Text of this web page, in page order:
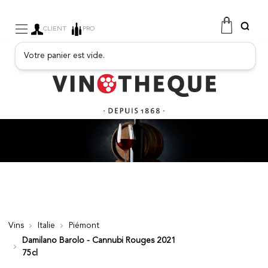
MOUSSEUX
BOISSONS FRUITÉES
PORTO
SPIRITUEUX
EPICERIE FINE
PROMOTIONS
NOUVEAUTÉS
CLIENT PRO
Votre panier est vide.
Vins Italie
Piémont
Damilano Barolo - Cannubi Rouges 2021
75cl